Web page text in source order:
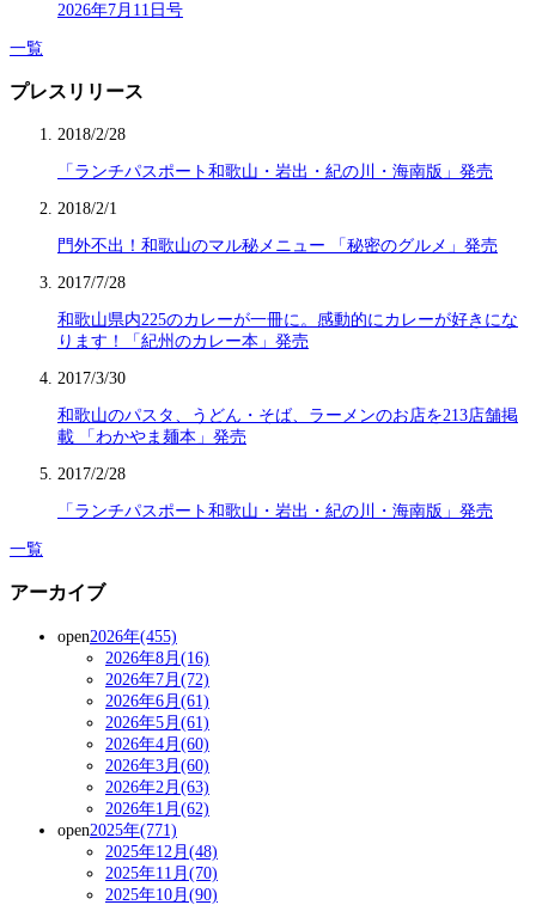
2026年7月11日号
一覧
プレスリリース
2018/2/28
「ランチパスポート和歌山・岩出・紀の川・海南版」発売
2018/2/1
門外不出！和歌山のマル秘メニュー 「秘密のグルメ」発売
2017/7/28
和歌山県内225のカレーが一冊に。感動的にカレーが好きにな
ります！「紀州のカレー本」発売
2017/3/30
和歌山のパスタ、うどん・そば、ラーメンのお店を213店舗掲
載 「わかやま麺本」発売
2017/2/28
「ランチパスポート和歌山・岩出・紀の川・海南版」発売
一覧
アーカイブ
open2026年(455)
2026年8月(16)
2026年7月(72)
2026年6月(61)
2026年5月(61)
2026年4月(60)
2026年3月(60)
2026年2月(63)
2026年1月(62)
open2025年(771)
2025年12月(48)
2025年11月(70)
2025年10月(90)